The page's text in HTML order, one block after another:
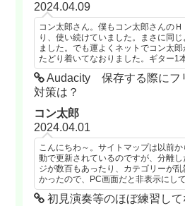
2024.04.09
コン太郎さん。僕もコン太郎さんの
り、使い続けていました。まさに同
ました。でも運よくネットでコン太
たどり着いてなおりました。ギター1
Audacity 保存する際にフ
対策は？
コン太郎
2024.04.01
こんにちわ～。サイトマップは以前
動で更新されているのですが、分離
ジが数百もあったり、カテゴリーが乱
かったので、PC画面だと非表示にし
初見演奏等のほぼ練習し